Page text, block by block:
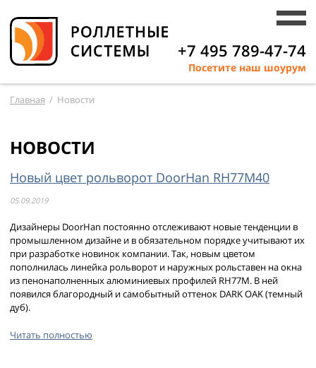
+7 495 789-47-74
Посетите наш шоурум
Главная / Новости
НОВОСТИ
Новый цвет рольворот DoorHan RH77M40
05.09.2019
Дизайнеры DoorHan постоянно отслеживают новые тенденции в
промышленном дизайне и в обязательном порядке учитывают их
при разработке новинок компании. Так, новым цветом
пополнилась линейка рольворот и наружных рольставен на окна
из пенонаполненных алюминиевых профилей RH77М. В ней
появился благородный и самобытный оттенок DARK OAK (темный
дуб).
Читать полностью